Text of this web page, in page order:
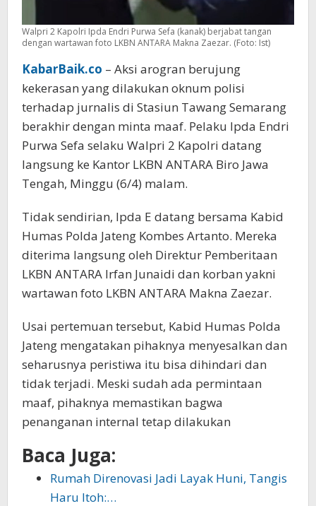
Walpri 2 Kapolri Ipda Endri Purwa Sefa (kanak) berjabat tangan
dengan wartawan foto LKBN ANTARA Makna Zaezar. (Foto: Ist)
KabarBaik.co – Aksi arogran berujung
kekerasan yang dilakukan oknum polisi
terhadap jurnalis di Stasiun Tawang Semarang
berakhir dengan minta maaf. Pelaku Ipda Endri
Purwa Sefa selaku Walpri 2 Kapolri datang
langsung ke Kantor LKBN ANTARA Biro Jawa
Tengah, Minggu (6/4) malam.
Tidak sendirian, Ipda E datang bersama Kabid
Humas Polda Jateng Kombes Artanto. Mereka
diterima langsung oleh Direktur Pemberitaan
LKBN ANTARA Irfan Junaidi dan korban yakni
wartawan foto LKBN ANTARA Makna Zaezar.
Usai pertemuan tersebut, Kabid Humas Polda
Jateng mengatakan pihaknya menyesalkan dan
seharusnya peristiwa itu bisa dihindari dan
tidak terjadi. Meski sudah ada permintaan
maaf, pihaknya memastikan bagwa
penanganan internal tetap dilakukan
Baca Juga:
Rumah Direnovasi Jadi Layak Huni, Tangis
Haru Itoh:…